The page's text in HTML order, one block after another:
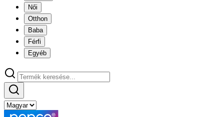
Női
Otthon
Baba
Férfi
Egyéb